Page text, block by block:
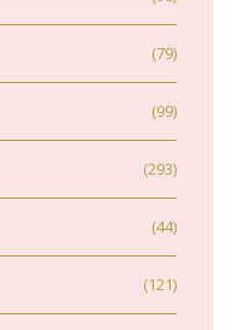
(79)
(99)
(293)
(44)
(121)